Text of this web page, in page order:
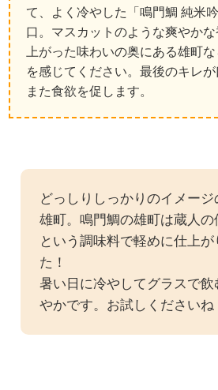
て、よく冷やした「鳴門鯛 純米
口。マスカットのような爽やか
上がった味わいの奥にある雄町
を感じてください。最後のキレが
また食欲を促します。
どっしりしっかりのイメージ
雄町。鳴門鯛の雄町は蔵人の
という調味料で軽めに仕上が
た！
暑い日に冷やしてグラスで飲
やかです。お試しくださいね